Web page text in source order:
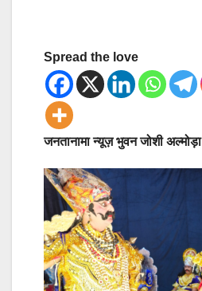
Spread the love
जनतानामा न्यूज़ भुवन जोशी अल्मोड़ा